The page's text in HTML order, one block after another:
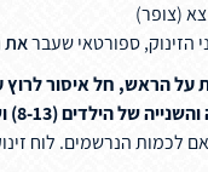
(צופר)
הזינוק, ספורטאי שעבראת
על הראש, חל איסור
של הילדים (8-13) ושל
לכמות הנרשמים. לוח